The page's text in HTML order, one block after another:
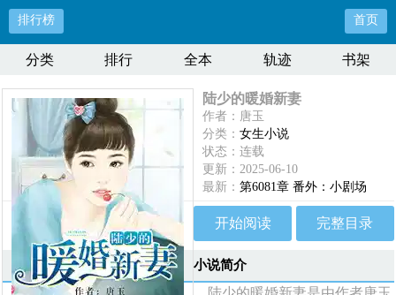
排行榜 首页
分类 排行 全本 轨迹 书架
陆少的暖婚新妻
作者：唐玉
分类：女生小说
状态：连载
更新：2025-06-10
最新：第6081章 番外：小剧场
开始阅读 完整目录
小说简介